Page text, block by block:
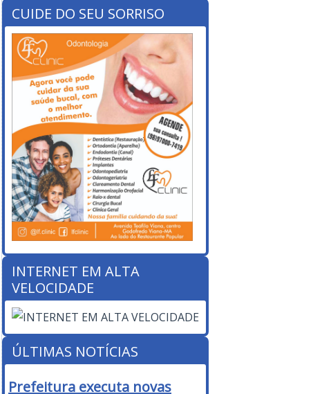
CUIDE DO SEU SORRISO
INTERNET EM ALTA
VELOCIDADE
ÚLTIMAS NOTÍCIAS
Prefeitura executa novas